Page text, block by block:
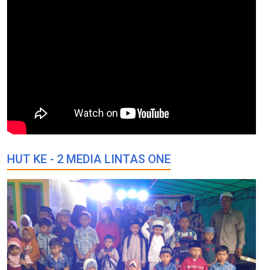
HUT KE - 2 MEDIA LINTAS ONE